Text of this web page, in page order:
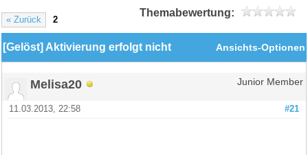
« Zurück 2
Themabewertung:
Ansichts-Optionen
[Gelöst] Aktivierung erfolgt nicht
Melisa20 Junior Member
#21
11.03.2013, 22:58